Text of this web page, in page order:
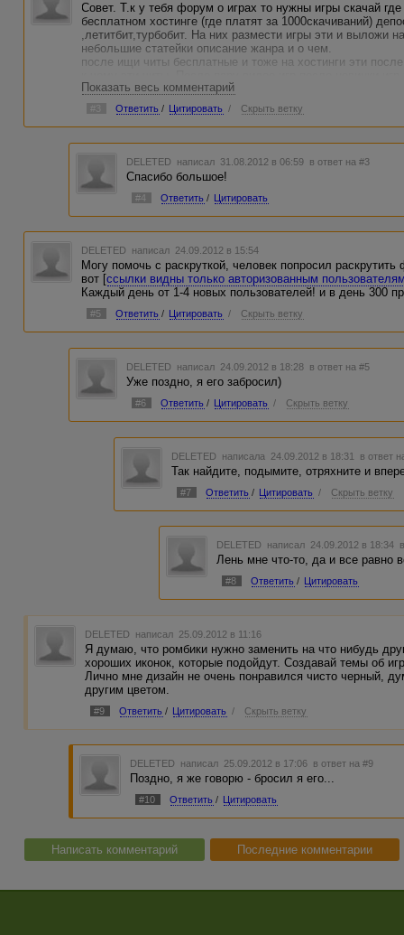
Совет. Т.к у тебя форум о играх то нужны игры скачай
бесплатном хостинге (где платят за 1000скачиваний)
,летитбит,турбобит. На них размести игры эти и выложи
небольшие статейки описание жанра и о чем.
после ищи читы бесплатные и тоже на хостинги эти
или перескажи описание игры (рерайт) , приколы из игр
именно в этих разделах. Еще самое главное если твой
автоматическое создание СИТЕМАП файла то найди в
бесплатно,, этот файл нужен для хорошей индексации
наполнения ресурса. Например юкоз автоматически
Показать весь комментарий
#3 Ответить / Цитировать / Скрыть ветку
DELETED написал 31.08.2012 в 06:59 в ответ на #3
Спасибо большое!
#4 Ответить / Цитировать
DELETED написал 24.09.2012 в 15:54
Могу помочь с раскруткой, человек попросил
вот [ссылки видны только авторизованным
Каждый день от 1-4 новых пользователей! и в день 300
#5 Ответить / Цитировать / Скрыть ветку
DELETED написал 24.09.2012 в 18:28 в ответ на #5
Уже поздно, я его забросил)
#6 Ответить / Цитировать / Скрыть ветку
DELETED написала 24.09.2012 в 18:31 в ответ
Так найдите, подымите, отряхните и
#7 Ответить / Цитировать / Скрыть ветку
DELETED написал 24.09.2012 в 18:34
Лень мне что-то, да и все равно
#8 Ответить / Цитировать
DELETED написал 25.09.2012 в 11:16
Я думаю, что ромбики нужно заменить на что нибудь
хороших иконок, которые подойдут. Создавай темы об
Лично мне дизайн не очень понравился чисто черный,
другим цветом.
#9 Ответить / Цитировать / Скрыть ветку
DELETED написал 25.09.2012 в 17:06 в ответ на #9
Поздно, я же говорю - бросил я его...
#10 Ответить / Цитировать
Написать комментарий Последние комментарии